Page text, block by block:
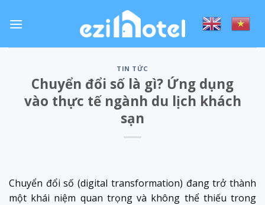
TIN TỨC
Chuyển đổi số là gì? Ứng dụng
vào thực tế ngành du lịch khách
sạn
Chuyển đổi số (digital transformation) đang trở thành
một khái niệm quan trọng và không thể thiếu trong